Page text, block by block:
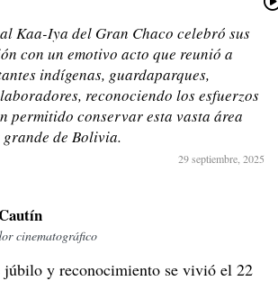
Kaa-Iya del Gran Chaco celebró sus
con un emotivo acto que reunió a
indígenas, guardaparques,
reconociendo los esfuerzos
permitido conservar esta vasta área
de Bolivia.
29 septiembre, 2025
cinematográfico
júbilo y reconocimiento se vivió el 22